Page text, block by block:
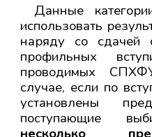
Данные
использовать
наряду со сдачей
профильных
проводимых
случае, если по
установлены
поступающие